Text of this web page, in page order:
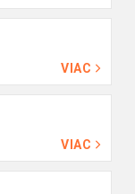
VIAC
VIAC